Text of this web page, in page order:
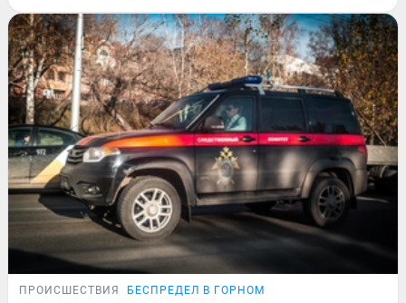
ПРОИСШЕСТВИЯ БЕСПРЕДЕЛ В ГОРНОМ